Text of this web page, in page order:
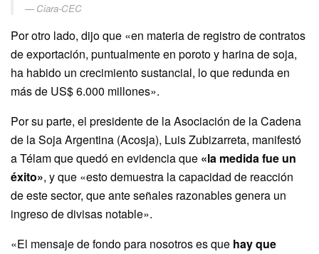
Ciara-CEC
Por otro lado, dijo que «en materia de registro de contratos
de exportación, puntualmente en poroto y harina de soja,
ha habido un crecimiento sustancial, lo que redunda en
más de US$ 6.000 millones».
Por su parte, el presidente de la Asociación de la Cadena
de la Soja Argentina (Acosja), Luis Zubizarreta, manifestó
a Télam que quedó en evidencia que «la medida fue un
éxito», y que «esto demuestra la capacidad de reacción
de este sector, que ante señales razonables genera un
ingreso de divisas notable».
«El mensaje de fondo para nosotros es que hay que